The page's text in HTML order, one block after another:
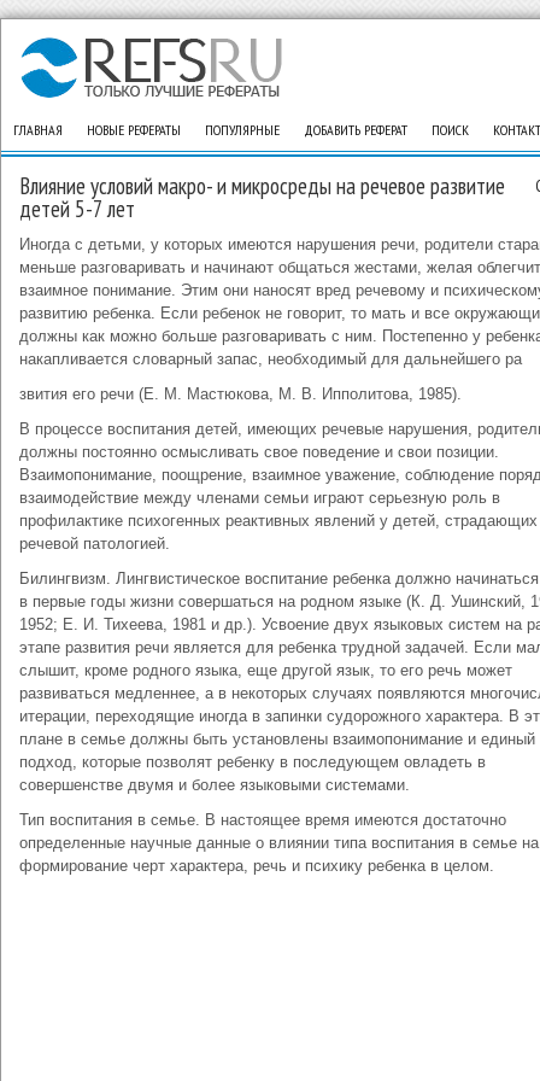
ГЛАВНАЯ НОВЫЕ РЕФЕРАТЫ ПОПУЛЯРНЫЕ ДОБАВИТЬ РЕФЕРАТ ПОИСК
Влияние условий макро- и микросреды на речевое развитие
детей 5-7 лет
Иногда с детьми, у которых имеются нарушения речи, родители
меньше разговаривать и начинают общаться жестами, желая
взаимное понимание. Этим они наносят вред речевому и
развитию ребенка. Если ребенок не говорит, то мать и все
должны как можно больше разговаривать с ним. Постепенно у
накапливается словарный запас, необходимый для дальнейшего ра
звития его речи (Е. М. Мастюкова, М. В. Ипполитова, 1985).
В процессе воспитания детей, имеющих речевые нарушения,
должны постоянно осмысливать свое поведение и свои позиции.
Взаимопонимание, поощрение, взаимное уважение, соблюдение
взаимодействие между членами семьи играют серьезную роль в
профилактике психогенных реактивных явлений у детей, страдающих
речевой патологией.
Билингвизм. Лингвистическое воспитание ребенка должно
в первые годы жизни совершаться на родном языке (К. Д. Ушинский,
1952; Е. И. Тихеева, 1981 и др.). Усвоение двух языковых систем на
этапе развития речи является для ребенка трудной задачей. Если
слышит, кроме родного языка, еще другой язык, то его речь может
развиваться медленнее, а в некоторых случаях появляются
итерации, переходящие иногда в запинки судорожного характера. В
плане в семье должны быть установлены взаимопонимание и единый
подход, которые позволят ребенку в последующем овладеть в
совершенстве двумя и более языковыми системами.
Тип воспитания в семье. В настоящее время имеются достаточно
определенные научные данные о влиянии типа воспитания в семье на
формирование черт характера, речь и психику ребенка в целом.